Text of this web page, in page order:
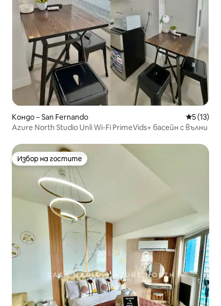
Кондо – San Fernando Средна
5 (13)
Azure North Studio Unli Wi-Fi PrimeVids+ басейн с вълни
Избор на гостите
Избор на гостите